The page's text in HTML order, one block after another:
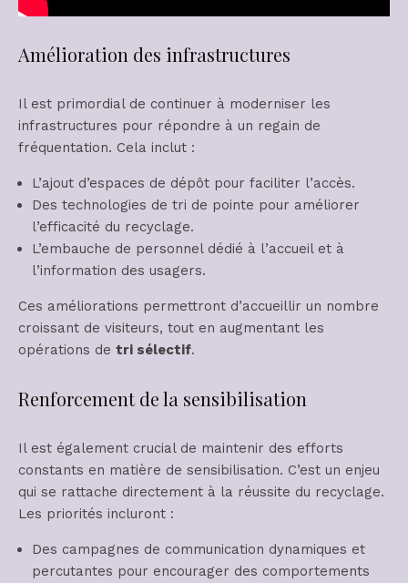
Amélioration des infrastructures
Il est primordial de continuer à moderniser les
infrastructures pour répondre à un regain de
fréquentation. Cela inclut :
L’ajout d’espaces de dépôt pour faciliter l’accès.
Des technologies de tri de pointe pour améliorer
l’efficacité du recyclage.
L’embauche de personnel dédié à l’accueil et à
l’information des usagers.
Ces améliorations permettront d’accueillir un nombre
croissant de visiteurs, tout en augmentant les
opérations de tri sélectif.
Renforcement de la sensibilisation
Il est également crucial de maintenir des efforts
constants en matière de sensibilisation. C’est un enjeu
qui se rattache directement à la réussite du recyclage.
Les priorités incluront :
Des campagnes de communication dynamiques et
percutantes pour encourager des comportements